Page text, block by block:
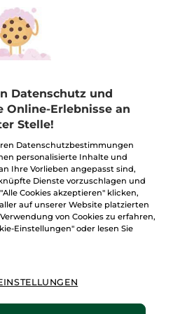
Körper-Öl-Peeling
Monoi
Flakon
Evidence Intense Eau
Datenschutz und
Erlebnisse an
Stelle!
Datenschutzbestimmungen
personalisierte Inhalte und
Ihre Vorlieben angepasst sind,
Dienste vorzuschlagen und
Cookies akzeptieren" klicken,
auf unserer Website platzierten
von Cookies zu erfahren,
Einstellungen" oder lesen Sie